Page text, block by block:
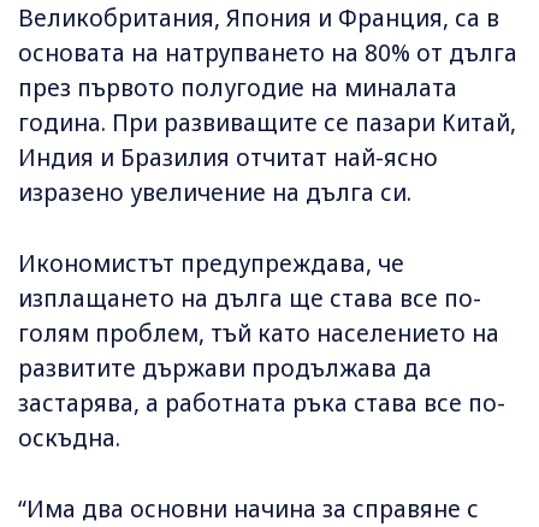
Великобритания, Япония и Франция, са в
основата на натрупването на 80% от дълга
през първото полугодие на миналата
година. При развиващите се пазари Китай,
Индия и Бразилия отчитат най-ясно
изразено увеличение на дълга си.
Икономистът предупреждава, че
изплащането на дълга ще става все по-
голям проблем, тъй като населението на
развитите държави продължава да
застарява, а работната ръка става все по-
оскъдна.
“Има два основни начина за справяне с